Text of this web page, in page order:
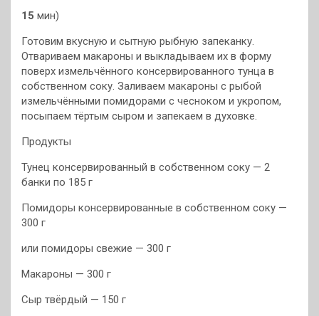
15 мин)
Готовим вкусную и сытную рыбную запеканку.
Отвариваем макароны и выкладываем их в форму
поверх измельчённого консервированного тунца в
собственном соку. Заливаем макароны с рыбой
измельчёнными помидорами с чесноком и укропом,
посыпаем тёртым сыром и запекаем в духовке.
Продукты
Тунец консервированный в собственном соку — 2
банки по 185 г
Помидоры консервированные в собственном соку —
300 г
или помидоры свежие — 300 г
Макароны — 300 г
Сыр твёрдый — 150 г